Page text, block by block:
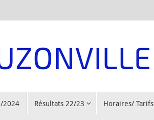
2024 Résultats 22/23 Horaires/ Tarifs